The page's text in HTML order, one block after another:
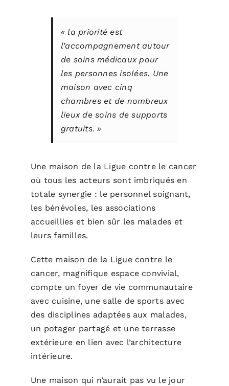
« la priorité est
l’accompagnement autour
de soins médicaux pour
les personnes isolées. Une
maison avec cinq
chambres et de nombreux
lieux de soins de supports
gratuits. »
Une maison de la Ligue contre le cancer
où tous les acteurs sont imbriqués en
totale synergie : le personnel soignant,
les bénévoles, les associations
accueillies et bien sûr les malades et
leurs familles.
Cette maison de la Ligue contre le
cancer, magnifique espace convivial,
compte un foyer de vie communautaire
avec cuisine, une salle de sports avec
des disciplines adaptées aux malades,
un potager partagé et une terrasse
extérieure en lien avec l’architecture
intérieure.
Une maison qui n’aurait pas vu le jour